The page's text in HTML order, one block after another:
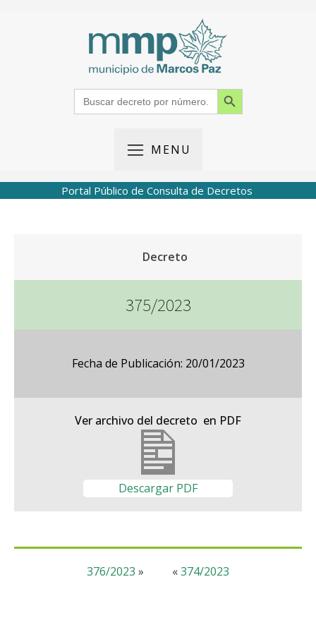
Search
for:
Search Button
MENU
Portal Público de Consulta de Decretos
Decreto
375/2023
Fecha de Publicación: 20/01/2023
Ver archivo del decreto en PDF
Descargar PDF
«374/2023
376/2023 »